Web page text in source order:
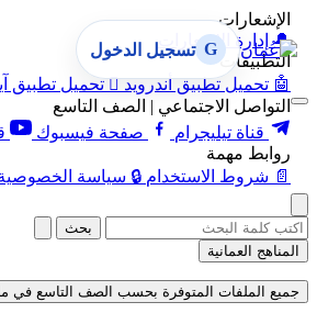
الإشعارات
🔔 إدارة الإشعارات
التطبيقات
🤖 تحميل تطبيق أندرويد  تحميل تطبيق
التواصل الاجتماعي | الصف التاسع
قناة تيليجرام
صفحة فيسبوك
روابط مهمة
📄 شروط الاستخدام 🔒 سياسة
G تسجيل الدخول
بحث
المناهج العمانية
جميع الملفات المتوفرة بحسب الصف التاسع في مادة